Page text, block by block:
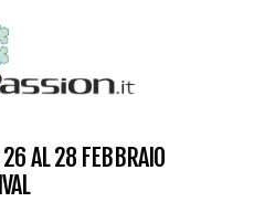
26 AL 28 FEBBRAIO